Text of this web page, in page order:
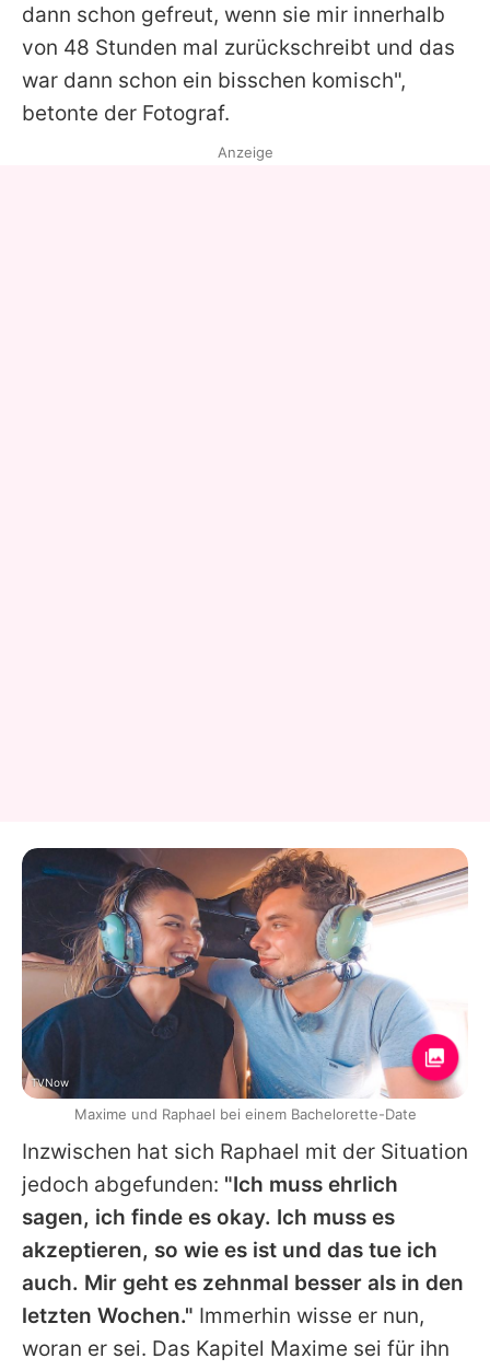
dann schon gefreut, wenn sie mir innerhalb
von 48 Stunden mal zurückschreibt und das
war dann schon ein bisschen komisch",
betonte der Fotograf.
Inzwischen hat sich Raphael mit der Situation
jedoch abgefunden: "Ich muss ehrlich
sagen, ich finde es okay. Ich muss es
akzeptieren, so wie es ist und das tue ich
auch. Mir geht es zehnmal besser als in den
letzten Wochen." Immerhin wisse er nun,
woran er sei. Das Kapitel Maxime sei für ihn
Anzeige
TVNow
Maxime und Raphael bei einem Bachelorette-Date